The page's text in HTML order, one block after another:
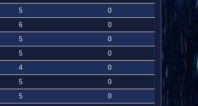
5
0
6
0
5
0
5
0
4
0
5
0
5
0